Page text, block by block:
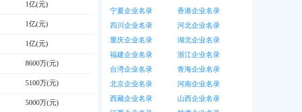
1亿(元)
1亿(元)
1亿(元)
8600万(元)
5100万(元)
5000万(元)
宁夏企业名录
香港企业名录
四川企业名录
河北企业名录
重庆企业名录
湖北企业名录
福建企业名录
浙江企业名录
台湾企业名录
青海企业名录
北京企业名录
河南企业名录
西藏企业名录
山西企业名录